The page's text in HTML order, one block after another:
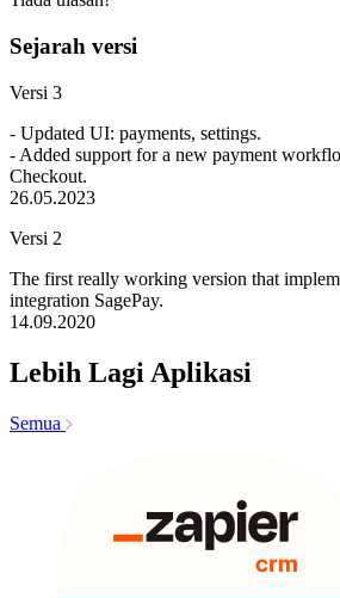
Sejarah versi
Versi 3
- Updated UI: payments, settings.
- Added support for a new payment
Checkout.
26.05.2023
Versi 2
The first really working version that
integration SagePay.
14.09.2020
Lebih Lagi Aplikasi
Semua